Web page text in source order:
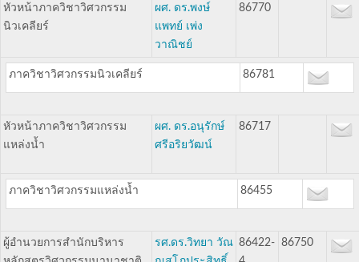
หัวหน้าภาควิชาวิศวกรรม
นิวเคลียร์
ผศ. ดร.พงษ์
แพทย์ เพ่ง
วาณิชย์
86770
ภาควิชาวิศวกรรมนิวเคลียร์ 86781
หัวหน้าภาควิชาวิศวกรรม
แหล่งน้ำ
ผศ. ดร.อนุรักษ์
ศรีอริยวัฒน์
86717
ภาควิชาวิศวกรรมแหล่งน้ำ 86455
ผู้อำนวยการสำนักบริหาร
รศ.ดร.วิทยา วัณ 86422- 86750